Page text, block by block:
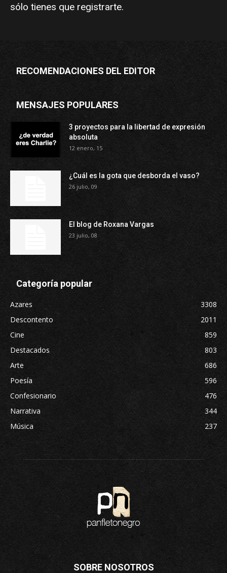
sólo tienes que registrarte.
RECOMENDACIONES DEL EDITOR
MENSAJES POPULARES
3 proyectos para la libertad de expresión
absoluta
12 enero, 15
¿Cuál es la gota que desborda el vaso?
26 julio, 09
El blog de Roxana Vargas
23 julio, 08
Categoría popular
Azares
3308
Descontento
2011
Cine
859
Destacados
803
Arte
686
Poesía
596
Confesionario
476
Narrativa
344
Música
237
SOBRE NOSOTROS